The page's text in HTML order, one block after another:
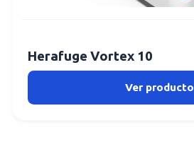
Herafuge Vortex 10
Ver producto